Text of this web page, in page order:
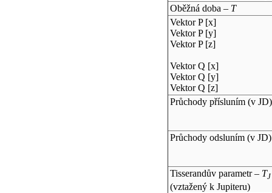
Oběžná doba – T
Vektor P [x]
Vektor P [y]
Vektor P [z]
Vektor Q [x]
Vektor Q [y]
Vektor Q [z]
Průchody přísluním (v JD)
Průchody odsluním (v JD)
Tisserandův parametr – TJ
(vztažený k Jupiteru)